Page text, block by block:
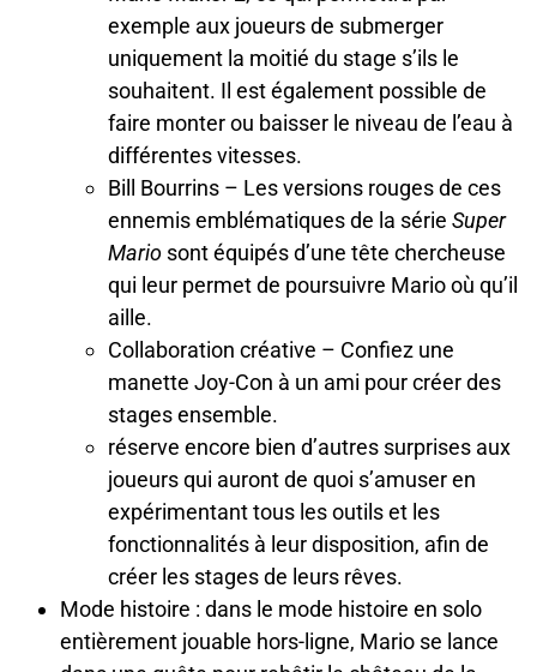
exemple aux joueurs de submerger
uniquement la moitié du stage s’ils le
souhaitent. Il est également possible de
faire monter ou baisser le niveau de l’eau à
différentes vitesses.
Bill Bourrins – Les versions rouges de ces
ennemis emblématiques de la série Super
Mario sont équipés d’une tête chercheuse
qui leur permet de poursuivre Mario où qu’il
aille.
Collaboration créative – Confiez une
manette Joy-Con à un ami pour créer des
stages ensemble.
réserve encore bien d’autres surprises aux
joueurs qui auront de quoi s’amuser en
expérimentant tous les outils et les
fonctionnalités à leur disposition, afin de
créer les stages de leurs rêves.
Mode histoire : dans le mode histoire en solo
entièrement jouable hors-ligne, Mario se lance